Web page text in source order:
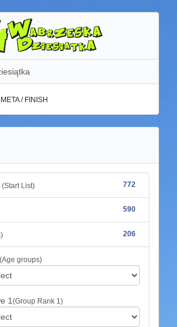
/ FINISH
(Start List) 772
590
206
(Age groups)
1 (Group Rank 1)